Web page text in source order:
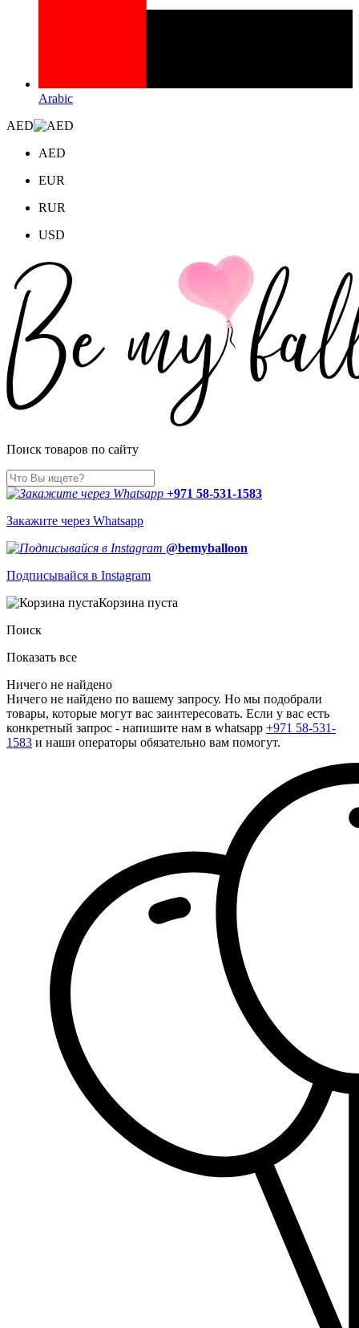
Arabic
AED
AED
EUR
RUR
USD
Поиск товаров по сайту
+971 58-531-1583
Закажите через Whatsapp
@bemyballoon
Подписывайся в Instagram
Корзина пуста
Поиск
Показать все
Ничего не найдено
Ничего не найдено по вашему запросу. Но мы подобрали
товары, которые могут вас заинтересовать. Если у вас есть
конкретный запрос - напишите нам в whatsapp +971 58-531-
1583 и наши операторы обязательно вам помогут.